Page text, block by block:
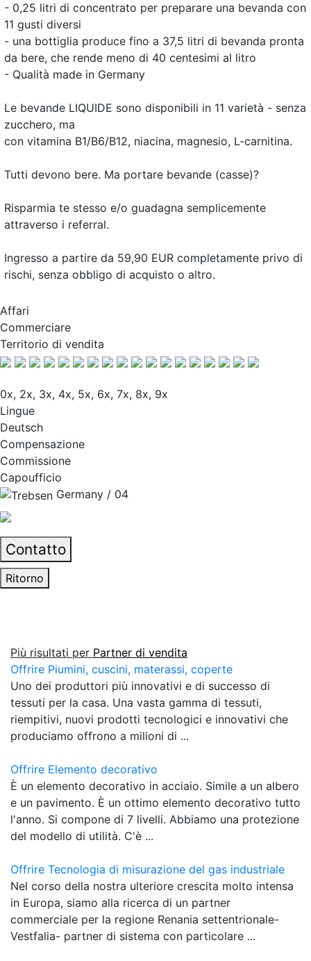
- 0,25 litri di concentrato per preparare una bevanda con
11 gusti diversi
- una bottiglia produce fino a 37,5 litri di bevanda pronta
da bere, che rende meno di 40 centesimi al litro
- Qualità made in Germany
Le bevande LIQUIDE sono disponibili in 11 varietà - senza
zucchero, ma
con vitamina B1/B6/B12, niacina, magnesio, L-carnitina.
Tutti devono bere. Ma portare bevande (casse)?
Risparmia te stesso e/o guadagna semplicemente
attraverso i referral.
Ingresso a partire da 59,90 EUR completamente privo di
rischi, senza obbligo di acquisto o altro.
Affari
Commerciare
Territorio di vendita
0x, 2x, 3x, 4x, 5x, 6x, 7x, 8x, 9x
Lingue
Deutsch
Compensazione
Commissione
Capoufficio
Germany / 04
Contatto
Ritorno
Più risultati per Partner di vendita
Offrire Piumini, cuscini, materassi, coperte
Uno dei produttori più innovativi e di successo di
tessuti per la casa. Una vasta gamma di tessuti,
riempitivi, nuovi prodotti tecnologici e innovativi che
produciamo offrono a milioni di ...
Offrire Elemento decorativo
È un elemento decorativo in acciaio. Simile a un albero
e un pavimento. È un ottimo elemento decorativo tutto
l'anno. Si compone di 7 livelli. Abbiamo una protezione
del modello di utilità. C'è ...
Offrire Tecnologia di misurazione del gas industriale
Nel corso della nostra ulteriore crescita molto intensa
in Europa, siamo alla ricerca di un partner
commerciale per la regione Renania settentrionale-
Vestfalia- partner di sistema con particolare ...